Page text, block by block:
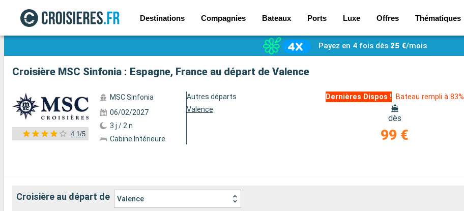
Destinations Compagnies Bateaux Ports Luxe Offres Thématiques
Voir les 82 autres photos
Payez en 4 fois dès25 €/mois
Croisière MSC Sinfonia : Espagne, France au départ de Valence
4.1/5
MSC Sinfonia
06/02/2027
3 j / 2 n
Cabine Intérieure
Autres départs
Valence
Dernières Dispos ! Bateau rempli à 83%
dès
99 €
Croisière au départ de Valence